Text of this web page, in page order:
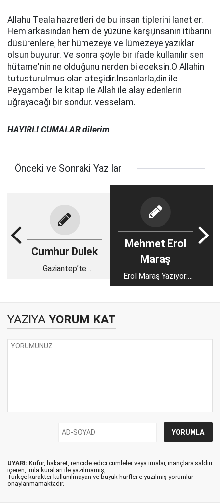
Allahu Teala hazretleri de bu insan tiplerini lanetler.
Hem arkasından hem de yüzüne karşı,insanın itibarını
düsürenlere, her hümezeye ve lümezeye yazıklar
olsun buyurur. Ve sonra şöyle bir ifade kullanılır sen
hütame'nin ne olduğunu nerden bileceksin.O Allahin
tutusturulmus olan ateşidir.İnsanlarla,din ile
Peygamber ile kitap ile Allah ile alay edenlerin
uğrayacağı bir sondur. vesselam.
HAYIRLI CUMALAR dilerim
Önceki ve Sonraki Yazılar
Cumhur Dulek
Gaziantep’te
Mehmet Erol
Maraş
Erol Maraş Yazıyor:
'Gaziantep’e Savaşın
YAZIYA YORUM KAT
UYARI: Küfür, hakaret, rencide edici cümleler veya imalar, inançlara saldırı
içeren, imla kuralları ile yazılmamış,
Türkçe karakter kullanılmayan ve büyük harflerle yazılmış yorumlar
onaylanmamaktadır.